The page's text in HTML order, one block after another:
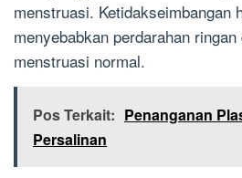
menstruasi. Ketidakseimbangan
menyebabkan perdarahan
menstruasi normal.
Pos Terkait: Penanganan
Persalinan